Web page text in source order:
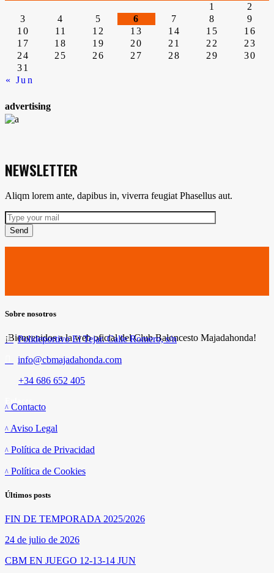
« Jun
1
2
3
4 5 6 7 8
9
10
11 12 13 14 15
16
17
18 19 20 21 22
23
24
25 26 27 28 29
30
31
advertising
NEWSLETTER
Aliqm lorem ante, dapibus in, viverra feugiat Phasellus aut.
Send
Sobre nosotros
¡Bienvenidos a la web oficial del Club Baloncesto Majadahonda!
Polideportivo El Tejar. Calle Romero, s/n
info@cbmajadahonda.com
+34 686 652 405
Contacto
Aviso Legal
Política de Privacidad
Política de Cookies
Últimos posts
FIN DE TEMPORADA 2025/2026
24 de julio de 2026
CBM EN JUEGO 12-13-14 JUN